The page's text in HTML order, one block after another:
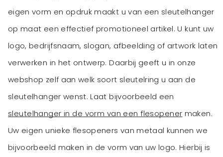
eigen vorm en opdruk maakt u van een sleutelhanger
op maat een effectief promotioneel artikel. U kunt uw
logo, bedrijfsnaam, slogan, afbeelding of artwork laten
verwerken in het ontwerp. Daarbij geeft u in onze
webshop zelf aan welk soort sleutelring u aan de
sleutelhanger wenst. Laat bijvoorbeeld een
sleutelhanger in de vorm van een flesopener maken.
Uw eigen unieke flesopeners van metaal kunnen we
bijvoorbeeld maken in de vorm van uw logo. Hierbij is